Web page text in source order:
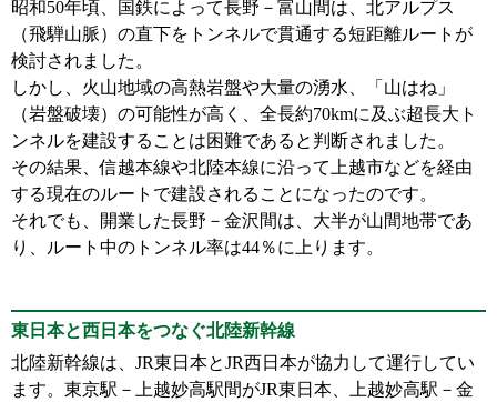
昭和50年頃、国鉄によって長野－富山間は、北アルプス
（飛騨山脈）の直下をトンネルで貫通する短距離ルートが
検討されました。
しかし、火山地域の高熱岩盤や大量の湧水、「山はね」
（岩盤破壊）の可能性が高く、全長約70kmに及ぶ超長大ト
ンネルを建設することは困難であると判断されました。
その結果、信越本線や北陸本線に沿って上越市などを経由
する現在のルートで建設されることになったのです。
それでも、開業した長野－金沢間は、大半が山間地帯であ
り、ルート中のトンネル率は44％に上ります。
東日本と西日本をつなぐ北陸新幹線
北陸新幹線は、JR東日本とJR西日本が協力して運行してい
ます。東京駅－上越妙高駅間がJR東日本、上越妙高駅－金